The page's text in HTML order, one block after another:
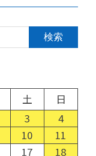
土
日
3
4
10
11
17
18